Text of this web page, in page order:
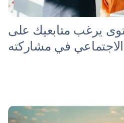
يرغب متابعيك على
في مشاركته